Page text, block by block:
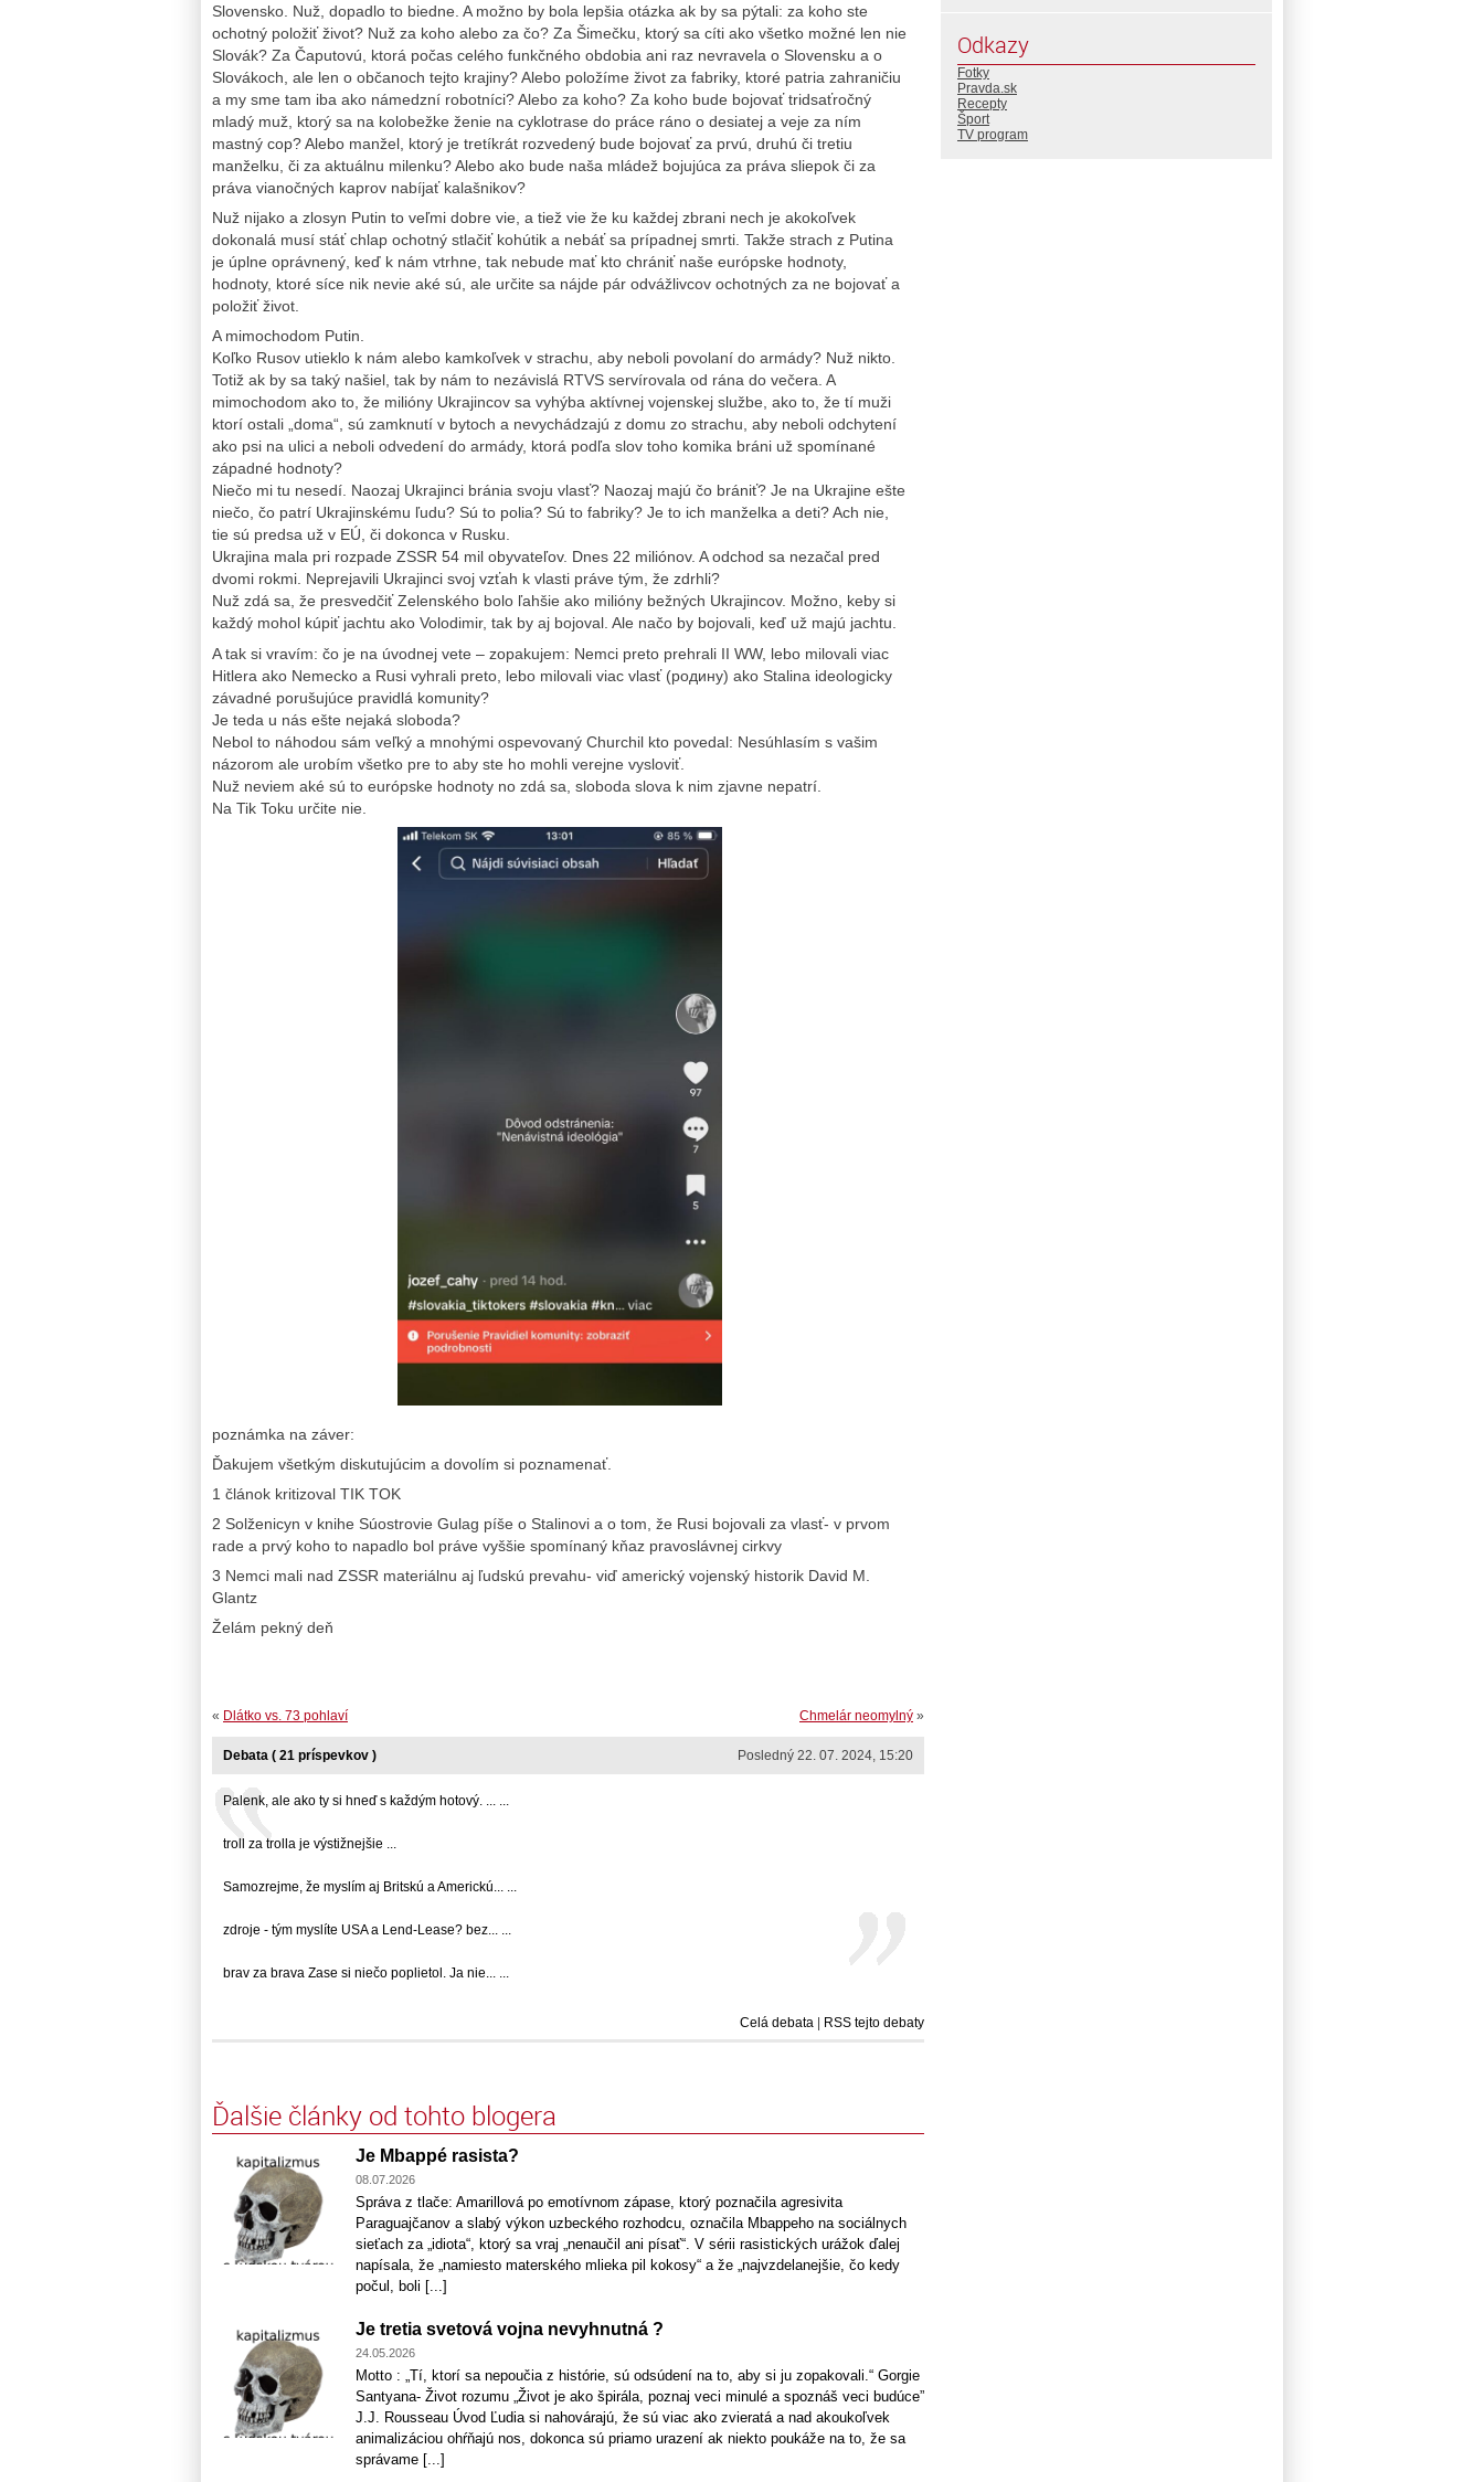
Slovensko. Nuž, dopadlo to biedne. A možno by bola lepšia otázka ak by sa pýtali: za koho ste
ochotný položiť život? Nuž za koho alebo za čo? Za Šimečku, ktorý sa cíti ako všetko možné len nie
Slovák? Za Čaputovú, ktorá počas celého funkčného obdobia ani raz nevravela o Slovensku a o
Slovákoch, ale len o občanoch tejto krajiny? Alebo položíme život za fabriky, ktoré patria zahraničiu
a my sme tam iba ako námedzní robotníci? Alebo za koho? Za koho bude bojovať tridsaťročný
mladý muž, ktorý sa na kolobežke ženie na cyklotrase do práce ráno o desiatej a veje za ním
mastný cop? Alebo manžel, ktorý je tretíkrát rozvedený bude bojovať za prvú, druhú či tretiu
manželku, či za aktuálnu milenku? Alebo ako bude naša mládež bojujúca za práva sliepok či za
práva vianočných kaprov nabíjať kalašnikov?
Nuž nijako a zlosyn Putin to veľmi dobre vie, a tiež vie že ku každej zbrani nech je akokoľvek
dokonalá musí stáť chlap ochotný stlačiť kohútik a nebáť sa prípadnej smrti. Takže strach z Putina
je úplne oprávnený, keď k nám vtrhne, tak nebude mať kto chrániť naše európske hodnoty,
hodnoty, ktoré síce nik nevie aké sú, ale určite sa nájde pár odvážlivcov ochotných za ne bojovať a
položiť život.
A mimochodom Putin.
Koľko Rusov utieklo k nám alebo kamkoľvek v strachu, aby neboli povolaní do armády? Nuž nikto.
Totiž ak by sa taký našiel, tak by nám to nezávislá RTVS servírovala od rána do večera. A
mimochodom ako to, že milióny Ukrajincov sa vyhýba aktívnej vojenskej službe, ako to, že tí muži
ktorí ostali „doma“, sú zamknutí v bytoch a nevychádzajú z domu zo strachu, aby neboli odchytení
ako psi na ulici a neboli odvedení do armády, ktorá podľa slov toho komika bráni už spomínané
západné hodnoty?
Niečo mi tu nesedí. Naozaj Ukrajinci bránia svoju vlasť? Naozaj majú čo brániť? Je na Ukrajine ešte
niečo, čo patrí Ukrajinskému ľudu? Sú to polia? Sú to fabriky? Je to ich manželka a deti? Ach nie,
tie sú predsa už v EÚ, či dokonca v Rusku.
Ukrajina mala pri rozpade ZSSR 54 mil obyvateľov. Dnes 22 miliónov. A odchod sa nezačal pred
dvomi rokmi. Neprejavili Ukrajinci svoj vzťah k vlasti práve tým, že zdrhli?
Nuž zdá sa, že presvedčiť Zelenského bolo ľahšie ako milióny bežných Ukrajincov. Možno, keby si
každý mohol kúpiť jachtu ako Volodimir, tak by aj bojoval. Ale načo by bojovali, keď už majú jachtu.
A tak si vravím: čo je na úvodnej vete – zopakujem: Nemci preto prehrali II WW, lebo milovali viac
Hitlera ako Nemecko a Rusi vyhrali preto, lebo milovali viac vlasť (pодину) ako Stalina ideologicky
závadné porušujúce pravidlá komunity?
Je teda u nás ešte nejaká sloboda?
Nebol to náhodou sám veľký a mnohými ospevovaný Churchil kto povedal: Nesúhlasím s vašim
názorom ale urobím všetko pre to aby ste ho mohli verejne vysloviť.
Nuž neviem aké sú to európske hodnoty no zdá sa, sloboda slova k nim zjavne nepatrí.
Na Tik Toku určite nie.
poznámka na záver:
Ďakujem všetkým diskutujúcim a dovolím si poznamenať.
1 článok kritizoval TIK TOK
2 Solženicyn v knihe Súostrovie Gulag píše o Stalinovi a o tom, že Rusi bojovali za vlasť- v prvom
rade a prvý koho to napadlo bol práve vyššie spomínaný kňaz pravoslávnej cirkvy
3 Nemci mali nad ZSSR materiálnu aj ľudskú prevahu- viď americký vojenský historik David M.
Glantz
Želám pekný deň
Chmelár neomylný »
« Dlátko vs. 73 pohlaví
Posledný 22. 07. 2024, 15:20
Debata ( 21 príspevkov )
Palenk, ale ako ty si hneď s každým hotový. ... ...
troll za trolla je výstižnejšie ...
Samozrejme, že myslím aj Britskú a Americkú... ...
zdroje - tým myslíte USA a Lend-Lease? bez... ...
brav za brava Zase si niečo poplietol. Ja nie... ...
Celá debata | RSS tejto debaty
Ďalšie články od tohto blogera
Je Mbappé rasista?
08.07.2026
Správa z tlače: Amarillová po emotívnom zápase, ktorý poznačila agresivita
Paraguajčanov a slabý výkon uzbeckého rozhodcu, označila Mbappeho na sociálnych
sieťach za „idiota“, ktorý sa vraj „nenaučil ani písať“. V sérii rasistických urážok ďalej
napísala, že „namiesto materského mlieka pil kokosy“ a že „najvzdelanejšie, čo kedy
počul, boli [...]
Je tretia svetová vojna nevyhnutná ?
24.05.2026
Motto : „Tí, ktorí sa nepoučia z histórie, sú odsúdení na to, aby si ju zopakovali.“ Gorgie
Santyana- Život rozumu „Život je ako špirála, poznaj veci minulé a spoznáš veci budúce”
J.J. Rousseau Úvod Ľudia si nahovárajú, že sú viac ako zvieratá a nad akoukoľvek
animalizáciou ohŕňajú nos, dokonca sú priamo urazení ak niekto poukáže na to, že sa
správame [...]
Odkazy
Fotky
Pravda.sk
Recepty
Šport
TV program